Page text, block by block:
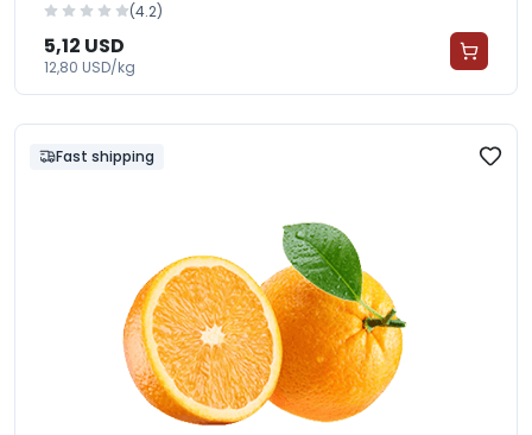
(4.2)
5,12 USD
12,80 USD/kg
Fast shipping